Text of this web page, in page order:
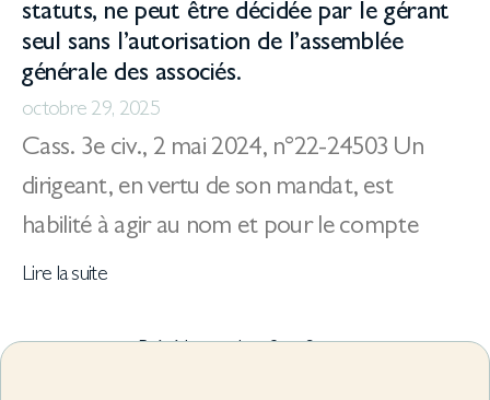
statuts, ne peut être décidée par le gérant
seul sans l’autorisation de l’assemblée
générale des associés.
octobre 29, 2025
Cass. 3e civ., 2 mai 2024, n°22-24503 Un
dirigeant, en vertu de son mandat, est
habilité à agir au nom et pour le compte
Lire la suite